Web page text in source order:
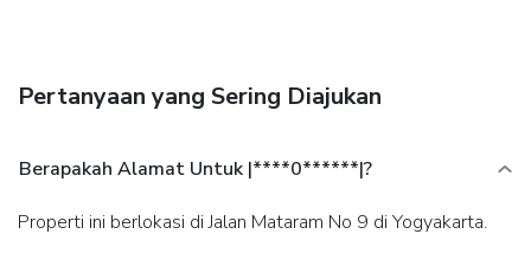
Selama Anda menginap di hotel, berbagai aktivitas dan
fasilitas menarik menjamin pengalaman yang
hotel setidaknya sekali selama masa inap Anda.
Pertanyaan yang Sering Diajukan
Berapakah Alamat Untuk |****0******|?
Properti ini berlokasi di Jalan Mataram No 9 di Yogyakarta.